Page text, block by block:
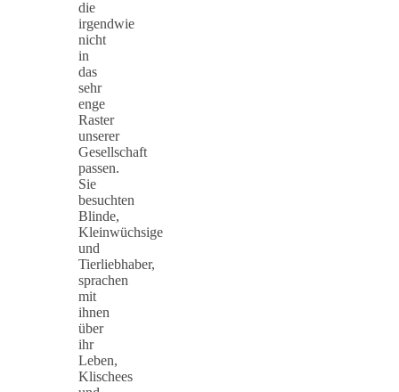
die
irgendwie
nicht
in
das
sehr
enge
Raster
unserer
Gesellschaft
passen.
Sie
besuchten
Blinde,
Kleinwüchsige
und
Tierliebhaber,
sprachen
mit
ihnen
über
ihr
Leben,
Klischees